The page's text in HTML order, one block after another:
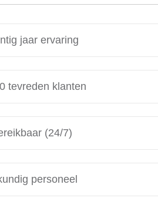
jaar ervaring
tevreden klanten
(24/7)
personeel